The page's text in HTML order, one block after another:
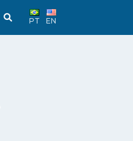
PT EN